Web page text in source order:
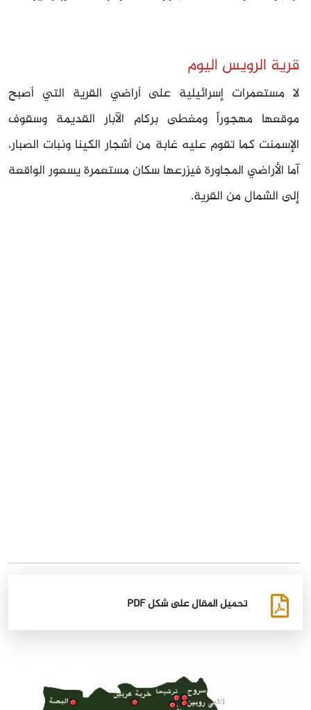
قرية الرويس اليوم
لا مستعمرات إسرائيلية على أراضي القرية التي أصبح
موقعها مهجوراً ومغطى بركام الآبار القديمة وسقوف
الإسمنت كما تقوم عليه غابة من أشجار الكينا ونبات الصبار،
آما الأراضي المجاورة فيزرعها سكان مستعمرة يسعور الواقعة
إلى الشمال من القرية.
تحميل المقال على شكل PDF